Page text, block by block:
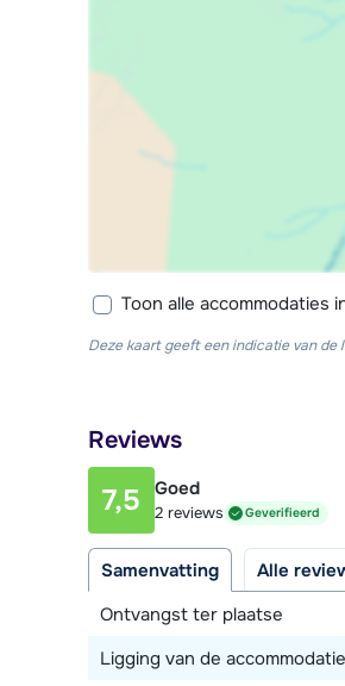
Toon alle accommodaties
Deze kaart geeft een indicatie van de
Reviews
7,5 Goed
2 reviews Geverifieerd
Samenvatting
Alle
Ontvangst ter plaatse
Ligging van de accommodatie